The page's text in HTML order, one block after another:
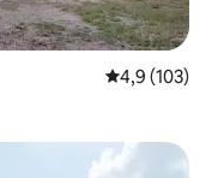
Vlerësimi
4,9 (103)